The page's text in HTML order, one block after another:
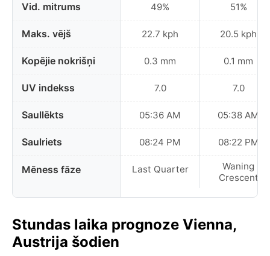
Vid. mitrums
Maks. vējš
Kopējie nokrišņi
UV indekss
Saullēkts
Saulriets
Mēness fāze
49%
22.7 kph
0.3 mm
7.0
05:36 AM
08:24 PM
Last Quarter
51%
20.5 kph
0.1 mm
7.0
05:38 AM
08:22 PM
Waning
Crescent
Stundas laika prognoze Vienna,
Austrija šodien